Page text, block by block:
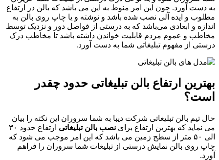
به دست آورد. چون این امر منوط به این می باشد که بالن در ارتفاع
مطلوب و ایده آلی نصب شده باشد و نوشته و یا چاپ روی بالن به
اندازه و ابعادی می‌باشد که به درستی از فواصل دور و نزدیک توسط
مخاطب و عموم مردم قابلیت خواندن داشته باشد تا مخاطب درک
درستی از مفهوم تبلیغاتی شما به دست آورد.
بهترین ارتفاع بالن تبلیغاتی حدود چقدر
است؟
حال تیم بالن تبلیغاتی شرکت دیبا به شما سروران این نکته را بیان
می نماید که بهترین ارتفاع برای نصب بالن تبلیغاتی
ارتفاع حدود ۳۰
الی ۵۰ متر از سطح زمین می باشد که این امر موجب می شود که
چاپ روی بالن نمایش درستی از تبلیغات شما سروران را فراهم
آورد.